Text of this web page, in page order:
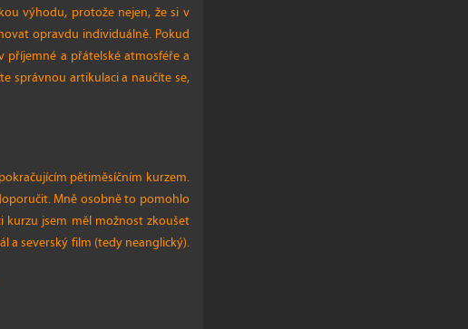
výhodu, protože nejen, že si v
opravdu individuálně. Pokud
a přátelské atmosféře a
správnou artikulaci a naučíte se,
pětiměsíčním kurzem.
Mně osobně to pomohlo
kurzu jsem měl možnost zkoušet
a severský film (tedy neanglický).